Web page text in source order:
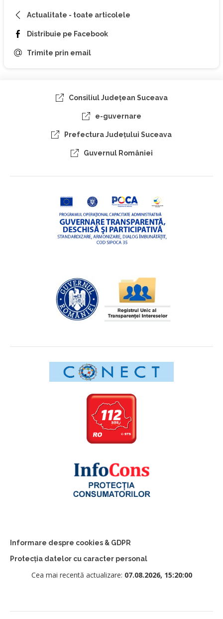
Actualitate - toate articolele
Distribuie pe Facebook
Trimite prin email
Consiliul Judeţean Suceava
e-guvernare
Prefectura Judeţului Suceava
Guvernul României
Informare despre cookies & GDPR
Protecția datelor cu caracter personal
Cea mai recentă actualizare: 07.08.2026, 15:20:00